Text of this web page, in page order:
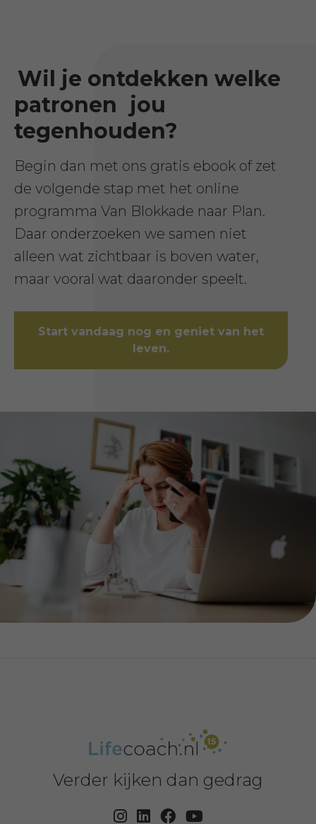
Wil je ontdekken welke
patronen jou
tegenhouden?
Begin dan met ons gratis ebook of zet
de volgende stap met het online
programma Van Blokkade naar Plan.
Daar onderzoeken we samen niet
alleen wat zichtbaar is boven water,
maar vooral wat daaronder speelt.
Start vandaag nog en geniet van het
leven.
Verder kijken dan gedrag